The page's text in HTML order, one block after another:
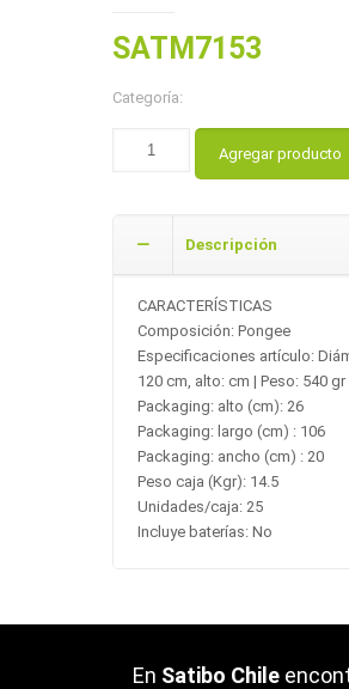
SATM7153
Categoría:
Agregar producto
Descripción
CARACTERÍSTICAS
Composición: Pongee
Especificaciones artículo:
120 cm, alto: cm | Peso: 540 gr
Packaging: alto (cm): 26
Packaging: largo (cm) : 106
Packaging: ancho (cm) : 20
Peso caja (Kgr): 14.5
Unidades/caja: 25
Incluye baterías: No
En Satibo Chile